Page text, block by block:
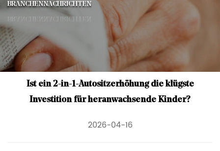
BRANCHENNACHRICHTEN
Ist ein 2-in-1-Autositzerhöhung die klügste
Investition für heranwachsende Kinder?
2026-04-16